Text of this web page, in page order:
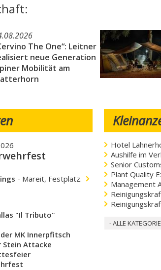
The One“: Leitner
neue Generation
Mobilität am
- Mareit, Festplatz.
"Il Tributo"
MK Innerpfitsch
Stein Attacke
Hotel
Aushilfe im
Senior
Plant Quality
Management
- ALLE